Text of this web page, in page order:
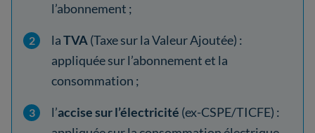
l’abonnement ;
laTVA (Taxe sur la Valeur Ajoutée) :
appliquée sur l’abonnement et la
consommation ;
l’accise sur l’électricité (ex-CSPE/TICFE) :